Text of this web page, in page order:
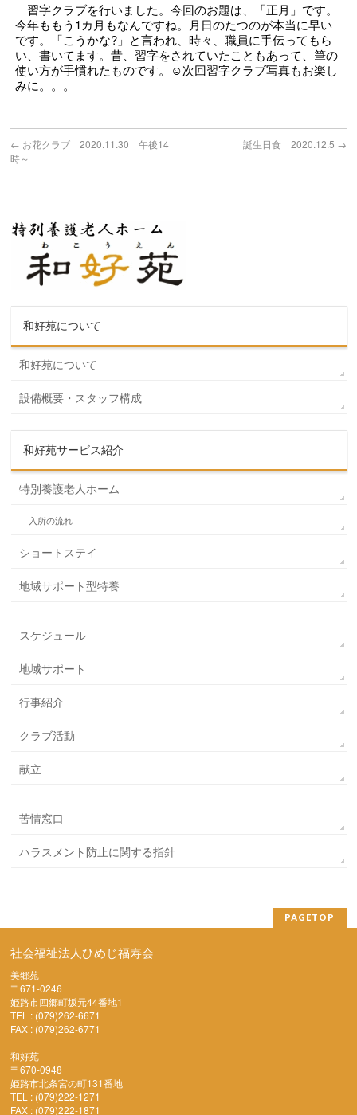
習字クラブを行いました。今回のお題は、「正月」です。
今年ももう1カ月もなんですね。月日のたつのが本当に早い
です。「こうかな?」と言われ、時々、職員に手伝ってもら
い、書いてます。昔、習字をされていたこともあって、筆の
使い方が手慣れたものです。☺次回習字クラブ写真もお楽し
みに。。。
← お花クラブ 2020.11.30 午後14
時～
誕生日食 2020.12.5 →
和好苑について
和好苑について
設備概要・スタッフ構成
和好苑サービス紹介
特別養護老人ホーム
入所の流れ
ショートステイ
地域サポート型特養
スケジュール
地域サポート
行事紹介
クラブ活動
献立
苦情窓口
ハラスメント防止に関する指針
PAGETOP
社会福祉法人ひめじ福寿会
美郷苑
〒671-0246
姫路市四郷町坂元44番地1
TEL : (079)262-6671
FAX : (079)262-6771
和好苑
〒670-0948
姫路市北条宮の町131番地
TEL : (079)222-1271
FAX : (079)222-1871